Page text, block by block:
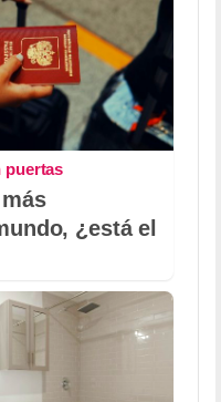
puertas
¿está el